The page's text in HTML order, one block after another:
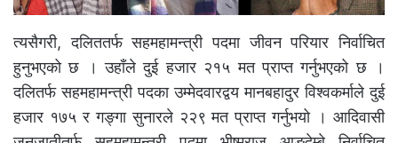
त्यसैगरी, दलिततर्फ सहमहामन्त्री पदमा जीवन परियार निर्वाचित
हुनुभएको छ । उहाँले दुई हजार २१५ मत प्राप्त गर्नुभएको छ ।
दलितर्फ सहमहामन्त्री पदका उम्मेदवारद्वय मानबहादुर विश्वकर्माले दुई
हजार १७५ र गङ्गा सुनारले २२९ मत प्राप्त गर्नुभयो । आदिवासी